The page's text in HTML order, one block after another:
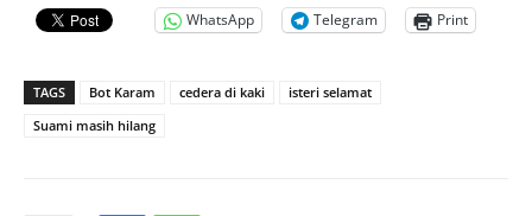
WhatsApp Telegram Print
TAGS Bot Karam cedera di kaki
isteri selamat
Suami masih hilang